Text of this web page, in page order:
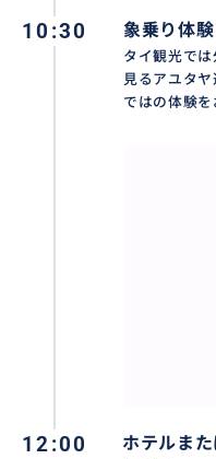
10:30 象乗り体
タイ観光で
見るアユタ
ではの体験を
12:00
ホテルま